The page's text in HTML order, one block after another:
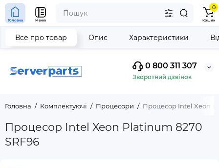
0 800 311 307
Зворотний дзвінок
Головна Меню
0
Кошик
Головна Комплектуючі Процесори Процесор Intel Xeon
Процесор Intel Xeon Platinum 8270
SRF96
Все про товар Опис Характеристики